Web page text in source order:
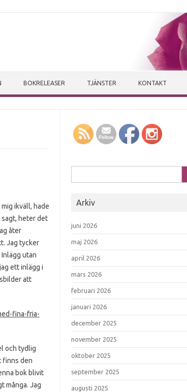
BOKRELEASER TJÄNSTER KONTAKT
ikväll, hade
sagt, heter det
åter
Jag tycker
utan
ett inlägg i
att
fina-fria-
och tydlig
finns den
bok blivit
många. Jag
Arkiv
juni 2026
maj 2026
april 2026
mars 2026
februari 2026
januari 2026
december 2025
november 2025
oktober 2025
september 2025
augusti 2025